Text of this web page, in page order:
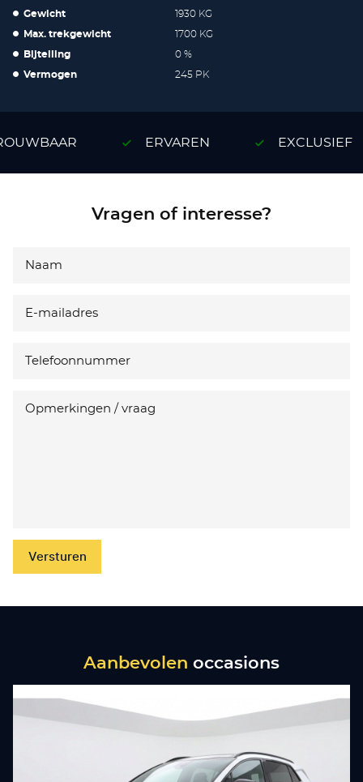
Gewicht 1930 KG
Max. trekgewicht 1700 KG
Bijtelling 0 %
Vermogen 245 PK
ERVAREN EXCLUSIEF
Vragen of interesse?
Versturen
Aanbevolen occasions